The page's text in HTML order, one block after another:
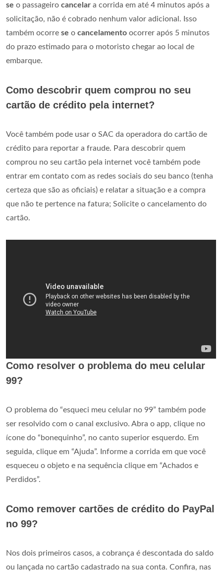
se o passageiro cancelar a corrida em até 4 minutos após a
solicitação, não é cobrado nenhum valor adicional. Isso
também ocorre se o cancelamento ocorrer após 5 minutos
do prazo estimado para o motoristo chegar ao local de
embarque.
Como descobrir quem comprou no seu
cartão de crédito pela internet?
Você também pode usar o SAC da operadora do cartão de
crédito para reportar a fraude. Para descobrir quem
comprou no seu cartão pela internet você também pode
entrar em contato com as redes sociais do seu banco (tenha
certeza que são as oficiais) e relatar a situação e a compra
que não te pertence na fatura; Solicite o cancelamento do
cartão.
Como resolver o problema do meu celular
99?
O problema do “esqueci meu celular no 99” também pode
ser resolvido com o canal exclusivo. Abra o app, clique no
ícone do “bonequinho”, no canto superior esquerdo. Em
seguida, clique em “Ajuda”. Informe a corrida em que você
esqueceu o objeto e na sequência clique em “Achados e
Perdidos”.
Como remover cartões de crédito do PayPal
no 99?
Nos dois primeiros casos, a cobrança é descontada do saldo
ou lançada no cartão cadastrado na sua conta. Confira, nas